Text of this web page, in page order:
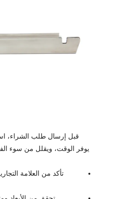
قبل إرسال طلب الشراء،
يوفر الوقت، ويقلل من سوء
تأكد من العلامة